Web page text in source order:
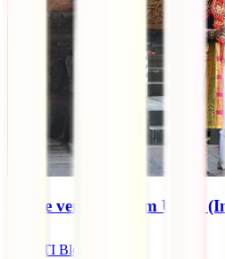
O que ver e fazer em Ubud
IATI Blog